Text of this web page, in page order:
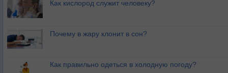
Как кислород служит человеку?
Почему в жару клонит в сон?
Как правильно одеться в холодную погоду?